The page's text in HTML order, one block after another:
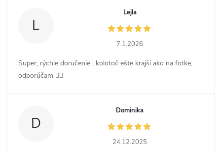
L
Lejla
7.1.2026
Super, rýchle doručenie , kolotoč ešte krajší ako na fotke,
odporúčam 👍🏻
D
Dominika
24.12.2025